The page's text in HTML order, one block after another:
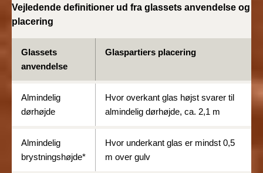
Vejledende definitioner ud fra glassets anvendelse og
placering
Glassets
anvendelse
Glaspartiers placering
Almindelig
dørhøjde
Hvor overkant glas højst svarer til
almindelig dørhøjde, ca. 2,1 m
Almindelig
brystningshøjde*
Hvor underkant glas er mindst 0,5
m over gulv